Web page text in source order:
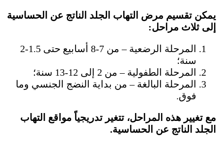
يمكن تقسيم مرض التهاب الجلد الناتج عن الحساسية
إلى ثلاث مراحل:
المرحلة الرضعية – من 7-8 أسابيع حتى 1.5-2
سنة؛
المرحلة الطفولية – من 2 إلى 12-13 سنة؛
المرحلة البالغة – من بداية النضج الجنسي وما
فوق.
مع تغيير هذه المراحل، تتغير تدريجياً مواقع التهاب
الجلد الناتج عن الحساسية.